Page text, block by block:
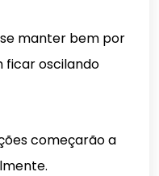
manter bem por
ficar oscilando
começarão a